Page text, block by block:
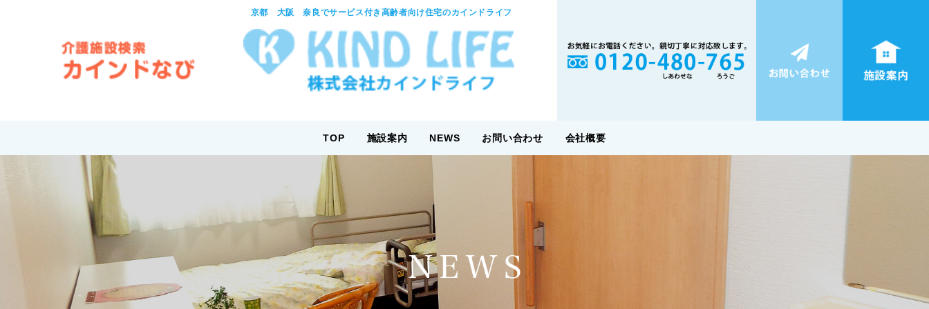
京都 大阪 奈良でサービス付き高齢者向け住宅のカインドライフ
TOP 施設案内 NEWS お問い合わせ 会社概要